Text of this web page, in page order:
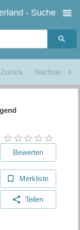
- Suche
Zurück Nächste
Bewerten
Merkliste
Teilen